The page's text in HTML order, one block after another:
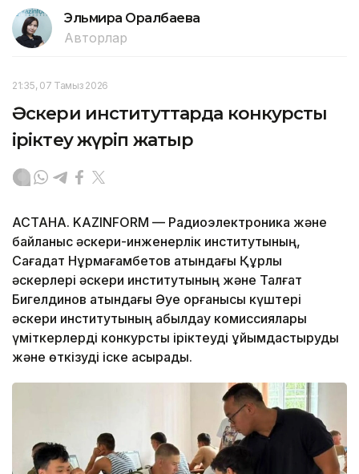
Эльмира Оралбаева
Авторлар
21:35, 07 Тамыз 2026
Әскери институттарда конкурстық
іріктеу жүріп жатыр
АСТАНА. KAZINFORM — Радиоэлектроника және
байланыс әскери-инженерлік институтының,
Сағадат Нұрмағамбетов атындағы Құрлық
әскерлері әскери институтының және Талғат
Бигелдинов атындағы Әуе қорғанысы күштері
әскери институтының қабылдау комиссиялары
үміткерлерді конкурстық іріктеуді ұйымдастыруды
және өткізуді іске асырады.